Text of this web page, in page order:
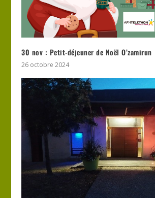
30 nov : Petit-déjeuner de Noël O’zamirun
26 octobre 2024